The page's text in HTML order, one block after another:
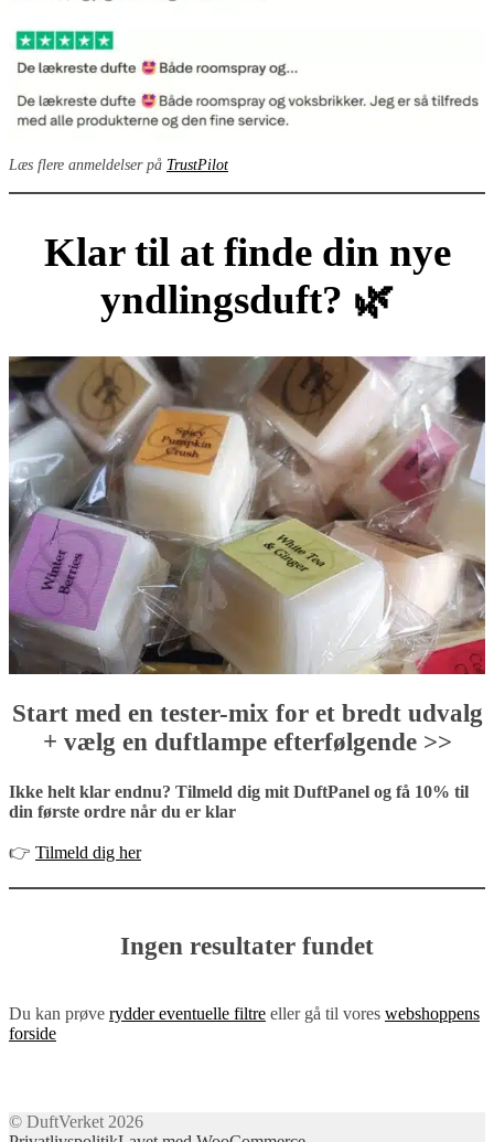
Læs flere anmeldelser på TrustPilot
Klar til at finde din nye
yndlingsduft? 🌿
Start med en tester-mix for et bredt udvalg
+ vælg en duftlampe efterfølgende >>
Ikke helt klar endnu? Tilmeld dig mit DuftPanel og få 10% til
din første ordre når du er klar
👉 Tilmeld dig her
Ingen resultater fundet
Du kan prøve rydder eventuelle filtre eller gå til vores webshoppens
forside
© DuftVerket 2026